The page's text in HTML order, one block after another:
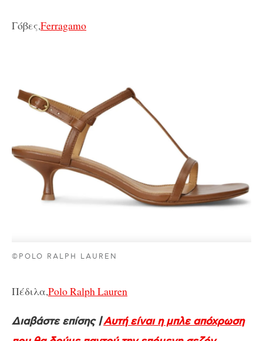
Γόβες,Ferragamo
©POLO RALPH LAUREN
Πέδιλα,Polo Ralph Lauren
Διαβάστε επίσης |Αυτή είναι η μπλε απόχρωση